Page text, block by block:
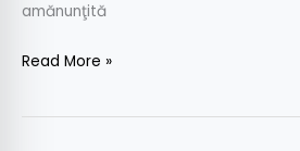
amănunţită
Read More »